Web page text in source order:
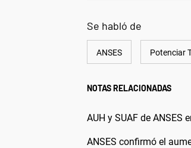
Se habló de
ANSES Potenciar
NOTAS RELACIONADAS
AUH y SUAF de ANSES
ANSES confirmó el